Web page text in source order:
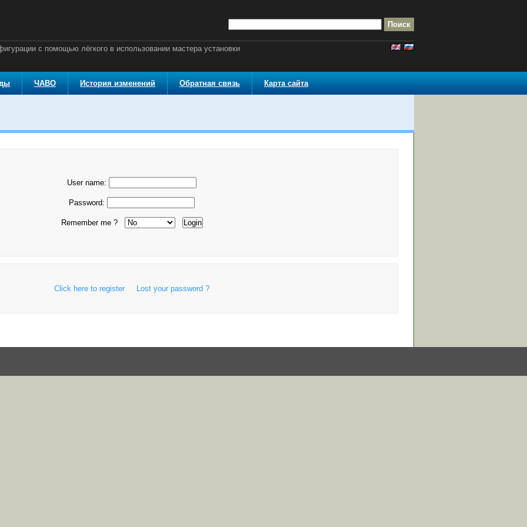
с помощью лёгкого в использовании мастера установки
ЧАВО История изменений Обратная связь Карта сайта
User name:
Password:
Remember me ?
Click here to register Lost your password ?